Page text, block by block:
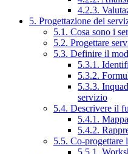
4.2.3.
5. Progettazione dei
5.1. Cosa sono i
5.2. Progettare
5.3. Definire il
5.3.1.
5.3.2.
5.3.3.
servizio
5.4. Descrivere il
5.4.1.
5.4.2.
5.5. Co-progettare
5.5.1.